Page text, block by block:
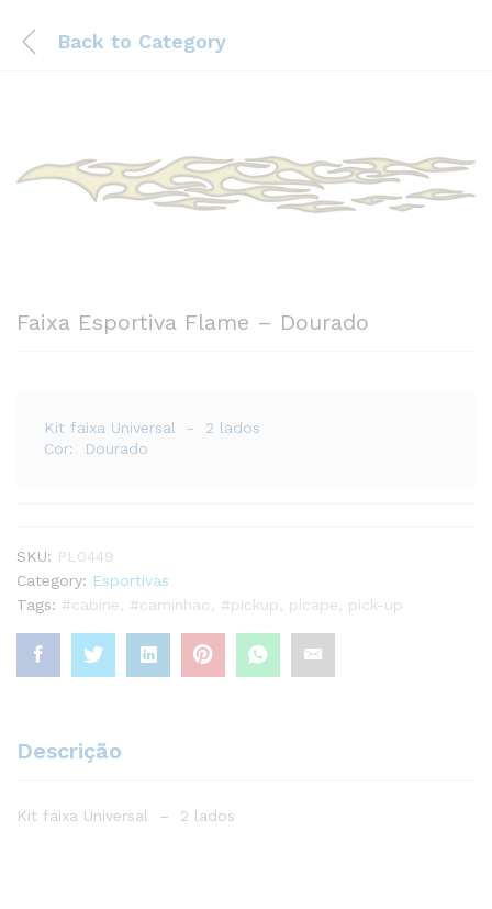
Back to Category
Faixa Esportiva Flame – Dourado
Kit faixa Universal - 2 lados
Cor: Dourado
SKU: PL0449
Category: Esportivas
Tags: #cabine, #caminhao, #pickup, picape, pick-up
Descrição
Kit faixa Universal – 2 lados